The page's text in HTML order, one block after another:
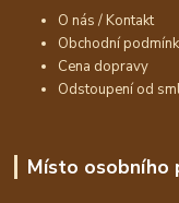
O nás / Kontakt
Obchodní
Cena dopravy
Odstoupení od
Místo osobního